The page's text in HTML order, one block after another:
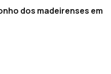
dos madeirenses em